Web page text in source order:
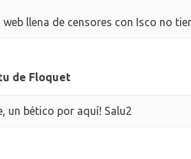
web llena de censores con Isco no
de Floquet
un bético por aquí! Salu2